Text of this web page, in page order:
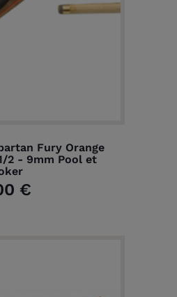
Fury Orange
2 - 9mm Pool et
€